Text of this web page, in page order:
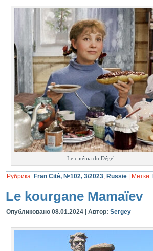
Le cinéma du Dégel
Рубрика: Fran Cité, №102, 3/2023, Russie Метки:
Le kourgane Mamaïev
Опубликовано 08.01.2024 Автор: Sergey